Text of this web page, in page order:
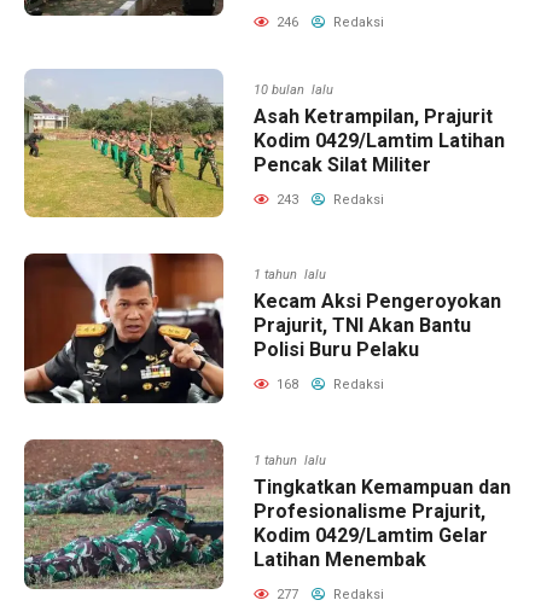
246 Redaksi
10 bulan lalu
Asah Ketrampilan, Prajurit
Kodim 0429/Lamtim Latihan
Pencak Silat Militer
243 Redaksi
1 tahun lalu
Kecam Aksi Pengeroyokan
Prajurit, TNI Akan Bantu
Polisi Buru Pelaku
168 Redaksi
1 tahun lalu
Tingkatkan Kemampuan dan
Profesionalisme Prajurit,
Kodim 0429/Lamtim Gelar
Latihan Menembak
277 Redaksi